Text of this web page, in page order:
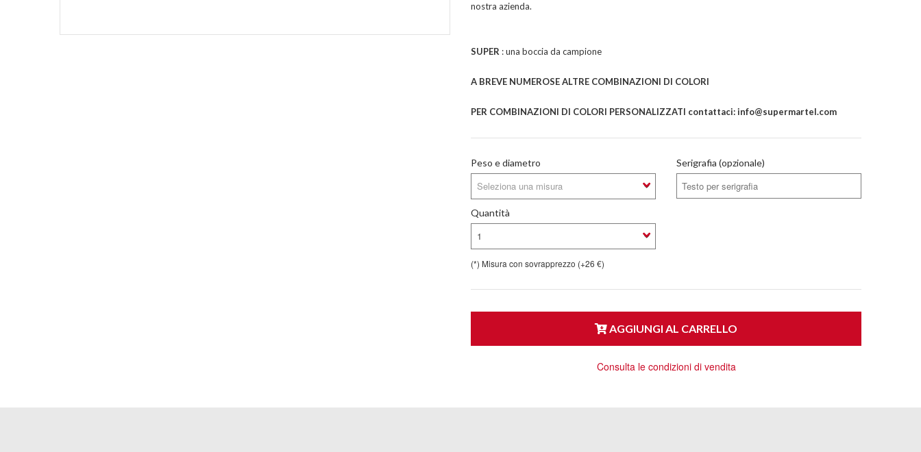
nostra azienda.
SUPER : una boccia da campione
A BREVE NUMEROSE ALTRE COMBINAZIONI DI COLORI
PER COMBINAZIONI DI COLORI PERSONALIZZATI contattaci: info@supermartel.com
Peso e diametro
Seleziona una misura
Serigrafia (opzionale)
Quantità
1
(*) Misura con sovrapprezzo (+26 €)
AGGIUNGI AL CARRELLO
Consulta le condizioni di vendita